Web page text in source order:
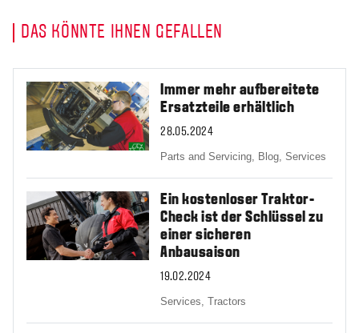
DAS KÖNNTE IHNEN GEFALLEN
Immer mehr aufbereitete
Ersatzteile erhältlich
28.05.2024
Parts and Servicing, Blog,Services
Ein kostenloser Traktor-
Check ist der Schlüssel zu
einer sicheren
Anbausaison
19.02.2024
Services,Tractors